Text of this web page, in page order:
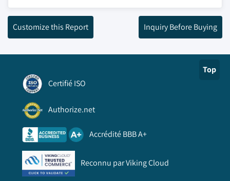
Customize this Report Inquiry Before Buying
Top
Certifié ISO
Authorize.net
Accrédité BBB A+
Reconnu par Viking Cloud